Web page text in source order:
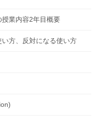
業内容2年目概要
方、反対になる使い方